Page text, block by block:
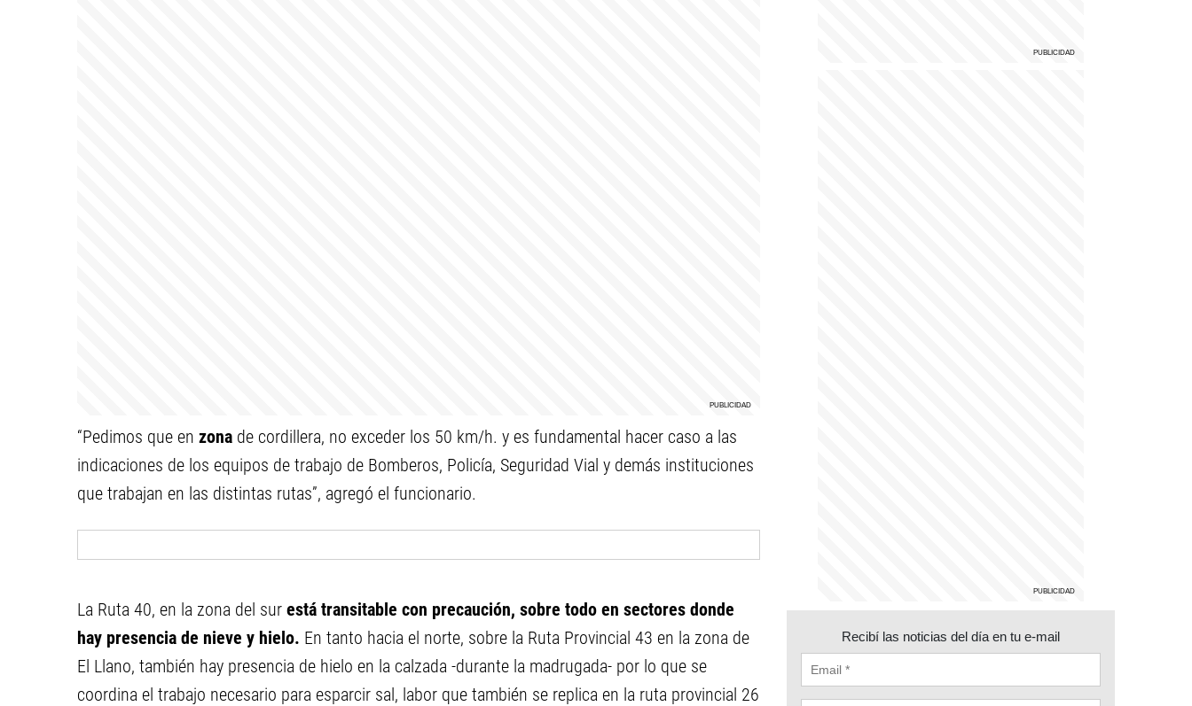
“Pedimos que en zona de cordillera, no exceder los 50 km/h. y es fundamental hacer caso a las
indicaciones de los equipos de trabajo de Bomberos, Policía, Seguridad Vial y demás instituciones
que trabajan en las distintas rutas”, agregó el funcionario.
La Ruta 40, en la zona del sur está transitable con precaución, sobre todo en sectores donde
hay presencia de nieve y hielo. En tanto hacia el norte, sobre la Ruta Provincial 43 en la zona de
El Llano, también hay presencia de hielo en la calzada -durante la madrugada- por lo que se
coordina el trabajo necesario para esparcir sal, labor que también se replica en la ruta provincial 26
Recibí las noticias del día en tu e-mail